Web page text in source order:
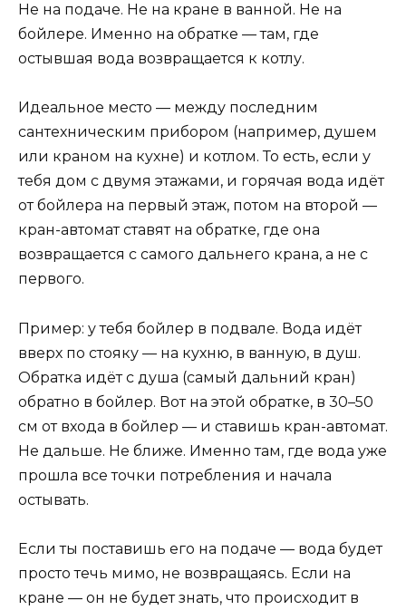
Не на подаче. Не на кране в ванной. Не на
бойлере. Именно на обратке — там, где
остывшая вода возвращается к котлу.
Идеальное место — между последним
сантехническим прибором (например, душем
или краном на кухне) и котлом. То есть, если у
тебя дом с двумя этажами, и горячая вода идёт
от бойлера на первый этаж, потом на второй —
кран-автомат ставят на обратке, где она
возвращается с самого дальнего крана, а не с
первого.
Пример: у тебя бойлер в подвале. Вода идёт
вверх по стояку — на кухню, в ванную, в душ.
Обратка идёт с душа (самый дальний кран)
обратно в бойлер. Вот на этой обратке, в 30–50
см от входа в бойлер — и ставишь кран-автомат.
Не дальше. Не ближе. Именно там, где вода уже
прошла все точки потребления и начала
остывать.
Если ты поставишь его на подаче — вода будет
просто течь мимо, не возвращаясь. Если на
кране — он не будет знать, что происходит в